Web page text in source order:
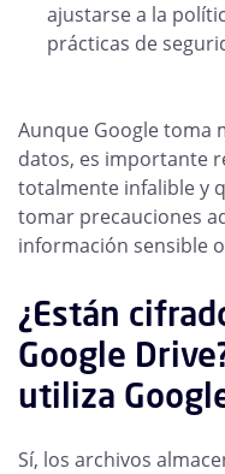
ajustarse a la
prácticas de
Aunque Google toma
datos, es importante
totalmente infalible y
tomar precauciones
información sensible
¿Están
Google
utiliza
Sí, los archivos